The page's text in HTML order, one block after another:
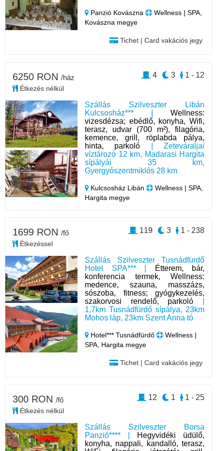
Panzió Kovászna
Wellness | SPA,
Kovászna megye
Tichet | Card vakációs jegy
Szállás Szilveszter Libán
Kulcsosház*** | Wellness:
vizesdézsa; ebédlő, konyha, Wifi,
terasz, udvar (700 m²), filagória,
kemence, grill, röplabda pálya,
hinta, parkoló | Zeteváraljai
víztározó 12 km, Madarasi Hargita
sípályái 35 km,
Gyergyószentmiklós 28 km
Kulcsosház Libán
Wellness | SPA,
Hargita megye
6250 RON /ház
Étkezés nélkül
1 - 12
3
4
Szállás Szilveszter Tusnádfürdő
Hotel SPA*** |
Étterem, bár,
konferencia termek, Wellness:
medence, szauna, masszázs,
sószoba, fitness; gyógykezelés,
szakorvosi rendelő, parkoló
1,7km Tusnádfürdő sípálya, 23km
Mohos láp, 23km Szent Anna tó
Hotel*** Tusnádfürdő
Wellness |
SPA, Hargita megye
Tichet | Card vakációs jegy
1699 RON /fő
Étkezéssel
1 - 238
3
119
Szállás Szilveszter Borsa
Panzió**** |
Hegyvidéki üdülő,
konyha, nappali, kandalló, terasz,
300 RON /fő
Étkezés nélkül
1 - 25
1
12